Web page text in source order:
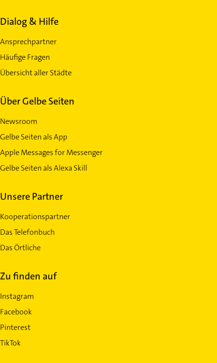
Dialog & Hilfe
Ansprechpartner
Häufige Fragen
Übersicht aller Städte
Über Gelbe Seiten
Newsroom
Gelbe Seiten als App
Apple Messages for Messenger
Gelbe Seiten als Alexa Skill
Unsere Partner
Kooperationspartner
Das Telefonbuch
Das Örtliche
Zu finden auf
Instagram
Facebook
Pinterest
TikTok